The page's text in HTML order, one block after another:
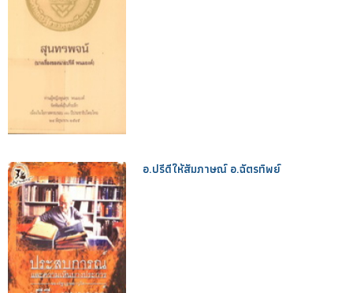
อ.ปรีดีให้สัมภาษณ์ อ.ฉัตรทิพย์